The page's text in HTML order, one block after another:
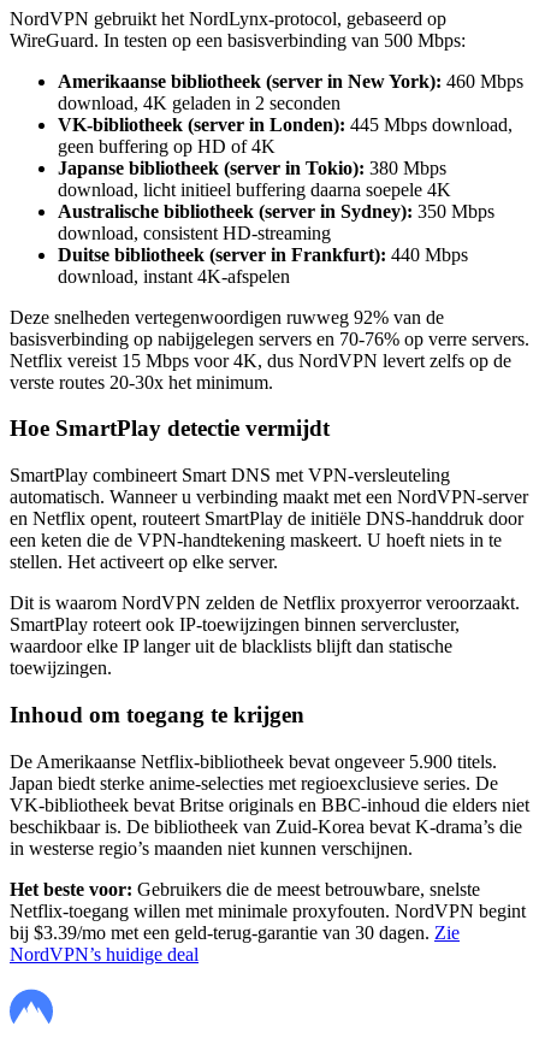
NordVPN gebruikt het NordLynx-protocol, gebaseerd op
WireGuard. In testen op een basisverbinding van 500 Mbps:
Amerikaanse bibliotheek (server in New York): 460 Mbps
download, 4K geladen in 2 seconden
VK-bibliotheek (server in Londen): 445 Mbps download,
geen buffering op HD of 4K
Japanse bibliotheek (server in Tokio): 380 Mbps
download, licht initieel buffering daarna soepele 4K
Australische bibliotheek (server in Sydney): 350 Mbps
download, consistent HD-streaming
Duitse bibliotheek (server in Frankfurt): 440 Mbps
download, instant 4K-afspelen
Deze snelheden vertegenwoordigen ruwweg 92% van de
basisverbinding op nabijgelegen servers en 70-76% op verre servers.
Netflix vereist 15 Mbps voor 4K, dus NordVPN levert zelfs op de
verste routes 20-30x het minimum.
Hoe SmartPlay detectie vermijdt
SmartPlay combineert Smart DNS met VPN-versleuteling
automatisch. Wanneer u verbinding maakt met een NordVPN-server
en Netflix opent, routeert SmartPlay de initiële DNS-handdruk door
een keten die de VPN-handtekening maskeert. U hoeft niets in te
stellen. Het activeert op elke server.
Dit is waarom NordVPN zelden de Netflix proxyerror veroorzaakt.
SmartPlay roteert ook IP-toewijzingen binnen servercluster,
waardoor elke IP langer uit de blacklists blijft dan statische
toewijzingen.
Inhoud om toegang te krijgen
De Amerikaanse Netflix-bibliotheek bevat ongeveer 5.900 titels.
Japan biedt sterke anime-selecties met regioexclusieve series. De
VK-bibliotheek bevat Britse originals en BBC-inhoud die elders niet
beschikbaar is. De bibliotheek van Zuid-Korea bevat K-drama’s die
in westerse regio’s maanden niet kunnen verschijnen.
Het beste voor: Gebruikers die de meest betrouwbare, snelste
Netflix-toegang willen met minimale proxyfouten. NordVPN begint
bij $3.39/mo met een geld-terug-garantie van 30 dagen. Zie
NordVPN’s huidige deal